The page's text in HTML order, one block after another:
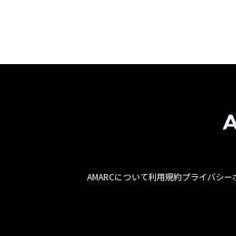
AMARCについて利用規約プライバシー